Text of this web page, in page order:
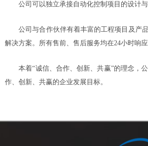
公司可以独立承接自动化控制项目的设计
公司与合作伙伴有着丰富的工程项目及产
解决方案。所有售前、售后服务均在24小时响
本着“诚信、合作、创新、共赢”的理念，
作、创新、共赢的企业发展目标。